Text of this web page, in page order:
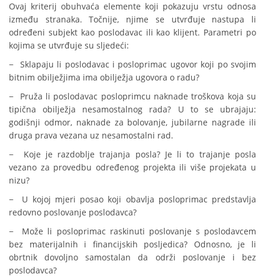
Ovaj kriterij obuhvaća elemente koji pokazuju vrstu odnosa
između stranaka. Točnije, njime se utvrđuje nastupa li
određeni subjekt kao poslodavac ili kao klijent. Parametri po
kojima se utvrđuje su sljedeći:
− Sklapaju li poslodavac i posloprimac ugovor koji po svojim
bitnim obilježjima ima obilježja ugovora o radu?
− Pruža li poslodavac posloprimcu naknade troškova koja su
tipična obilježja nesamostalnog rada? U to se ubrajaju:
godišnji odmor, naknade za bolovanje, jubilarne nagrade ili
druga prava vezana uz nesamostalni rad.
− Koje je razdoblje trajanja posla? Je li to trajanje posla
vezano za provedbu određenog projekta ili više projekata u
nizu?
− U kojoj mjeri posao koji obavlja posloprimac predstavlja
redovno poslovanje poslodavca?
− Može li posloprimac raskinuti poslovanje s poslodavcem
bez materijalnih i financijskih posljedica? Odnosno, je li
obrtnik dovoljno samostalan da održi poslovanje i bez
poslodavca?